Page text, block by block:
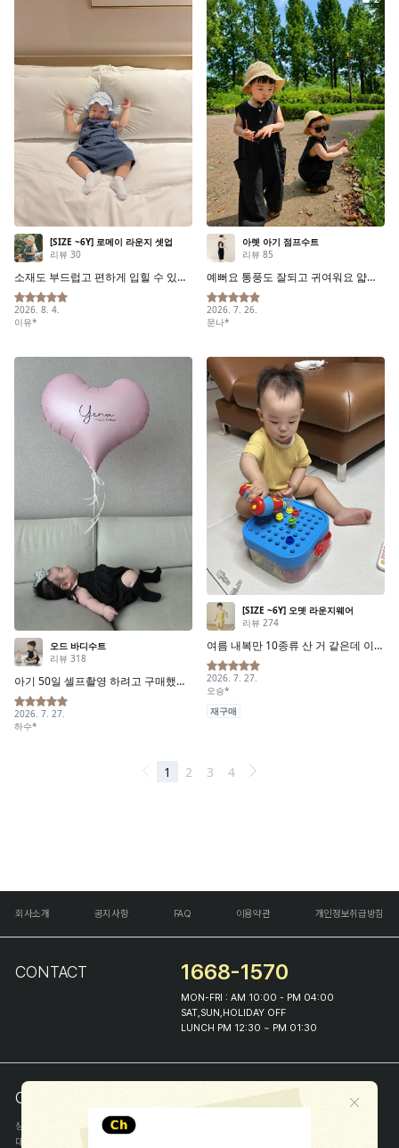
회사소개 공지사항 FAQ 이용약관 개인정보취급방침
CONTACT 1668-1570
MON-FRI : AM 10:00 - PM 04:00
SAT,SUN,HOLIDAY OFF
LUNCH PM 12:30 ~ PM 01:30
COMPANY INFO
상호
(주)해피프린스
대표